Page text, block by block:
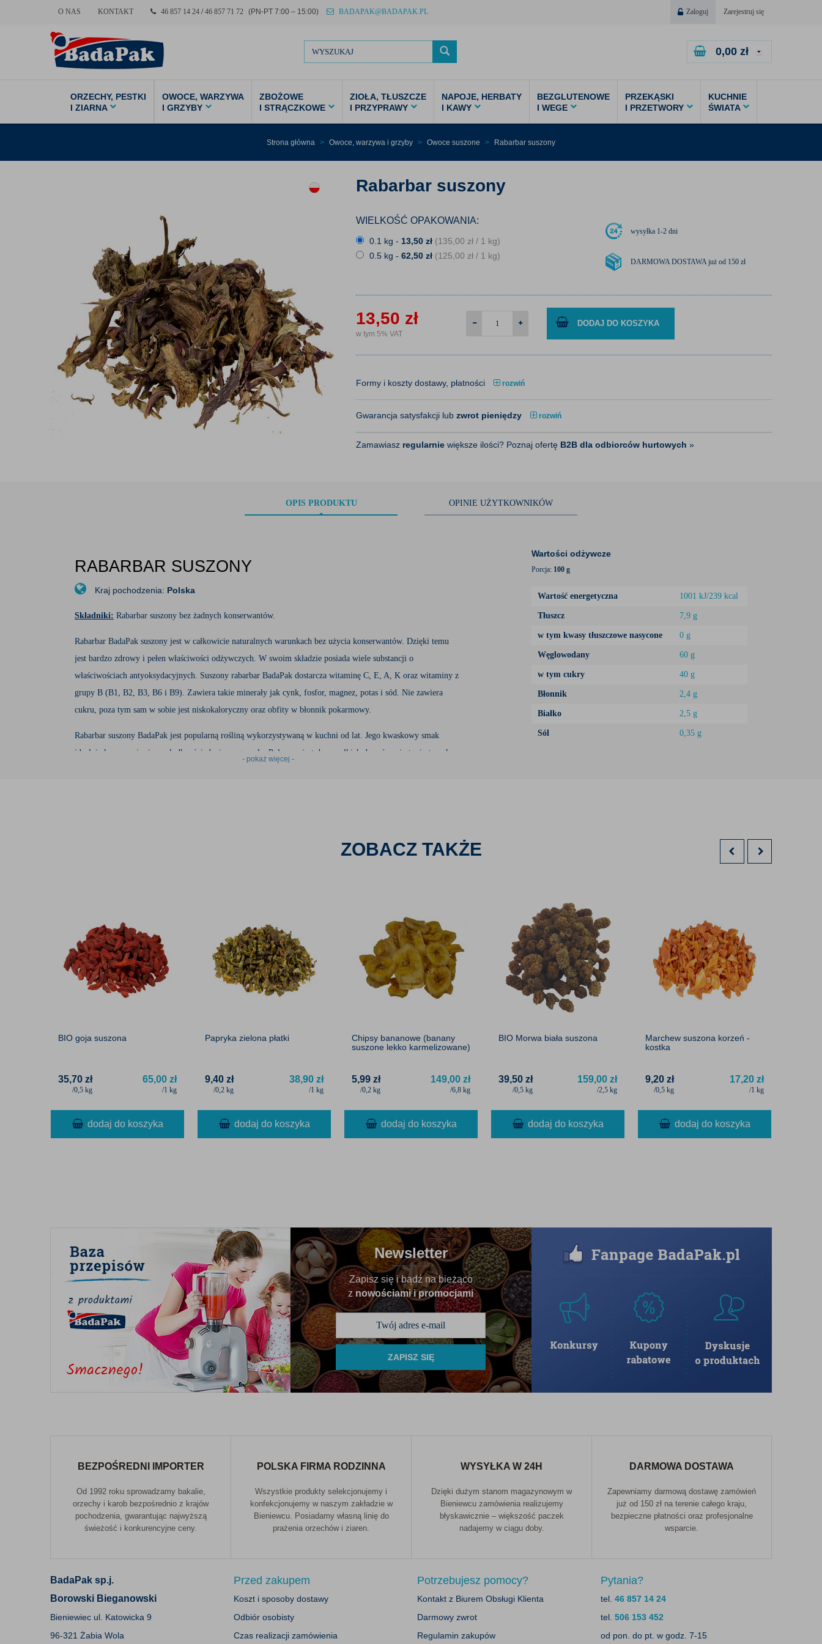
O NAS KONTAKT 46 857 14 24 /46 857 71 72 (PN-PT 7:00 – 15:00) BADAPAK@BADAPAK.PL Zaloguj Zarejestruj się
0,00 zł
ORZECHY, PESTKI
I ZIARNA
OWOCE, WARZYWA
I GRZYBY
ZBOŻOWE
I STRĄCZKOWE
ZIOŁA, TŁUSZCZE
I PRZYPRAWY
NAPOJE, HERBATY
I KAWY
BEZGLUTENOWE
I WEGE
PRZEKĄSKI
I PRZETWORY
KUCHNIE
ŚWIATA
Strona główna Owoce, warzywa i grzyby Owoce suszone Rabarbar suszony
Rabarbar suszony
WIELKOŚĆ OPAKOWANIA:
0.1 kg - 13,50 zł (135,00 zł / 1 kg)
0.5 kg - 62,50 zł (125,00 zł / 1 kg)
wysyłka 1-2 dni
DARMOWA DOSTAWA już od 150 zł
13,50 zł
w tym 5% VAT
DODAJ DO KOSZYKA
Formy i koszty dostawy, płatności rozwiń
Gwarancja satysfakcji lub zwrot pieniędzy rozwiń
Zamawiasz regularnie większe ilości? Poznaj ofertę B2B dla odbiorców hurtowych »
OPIS PRODUKTU OPINIE UŻYTKOWNIKÓW
RABARBAR SUSZONY
Kraj pochodzenia: Polska
Składniki: Rabarbar suszony bez żadnych konserwantów.
Rabarbar BadaPak suszony jest w całkowicie naturalnych warunkach bez użycia konserwantów. Dzięki temu
jest bardzo zdrowy i pełen właściwości odżywczych. W swoim składzie posiada wiele substancji o
właściwościach antyoksydacyjnych. Suszony rabarbar BadaPak dostarcza witaminę C, E, A, K oraz witaminy z
grupy B (B1, B2, B3, B6 i B9). Zawiera takie minerały jak cynk, fosfor, magnez, potas i sód. Nie zawiera
cukru, poza tym sam w sobie jest niskokaloryczny oraz obfity w błonnik pokarmowy.
Rabarbar suszony BadaPak jest popularną rośliną wykorzystywaną w kuchni od lat. Jego kwaskowy smak
idealnie komponuje się ze słodką, śniadaniową granolą. Polecany jest do wszelkich deserów, ciast, ciasteczek,
Firma stara się aktualizować na bieżąco wszystkie informacje zawarte na naszym sklepie www.badapak.pl,
jednak dane zawarte w opisie produktu mogą różnić się nieco, w zależności od aktualnej partii produktu.
Podane wartości zostały nam dostarczone od dostawców, jak również mogą być danymi literaturowymi.
- pokaż więcej -
Wartości odżywcze
Porcja: 100 g
Wartość energetyczna 1001 kJ/239 kcal
Tłuszcz 7,9 g
w tym kwasy tłuszczowe nasycone 0 g
Węglowodany 60 g
w tym cukry 40 g
Błonnik 2,4 g
Białko 2,5 g
Sól 0,35 g
ZOBACZ TAKŻE
BIO goja suszona
35,70 zł
/0,5 kg
65,00 zł
/1 kg
dodaj do koszyka
Papryka zielona płatki
9,40 zł
/0,2 kg
38,90 zł
/1 kg
dodaj do koszyka
Chipsy bananowe (banany
suszone lekko karmelizowane)
5,99 zł
/0,2 kg
149,00 zł
/6,8 kg
dodaj do koszyka
BIO Morwa biała suszona
39,50 zł
/0,5 kg
159,00 zł
/2,5 kg
dodaj do koszyka
Marchew suszona korzeń -
kostka
9,20 zł
/0,5 kg
17,20 zł
/1 kg
dodaj do koszyka
Newsletter
Zapisz się i bądź na bieżąco
znowościami i promocjami
ZAPISZ SIĘ
BEZPOŚREDNI IMPORTER
Od 1992 roku sprowadzamy bakalie,
orzechy i karob bezpośrednio z krajów
pochodzenia, gwarantując najwyższą
świeżość i konkurencyjne ceny.
POLSKA FIRMA RODZINNA
Wszystkie produkty selekcjonujemy i
konfekcjonujemy w naszym zakładzie w
Bieniewcu. Posiadamy własną linię do
prażenia orzechów i ziaren.
WYSYŁKA W 24H
Dzięki dużym stanom magazynowym w
Bieniewcu zamówienia realizujemy
błyskawicznie – większość paczek
nadajemy w ciągu doby.
DARMOWA DOSTAWA
Zapewniamy darmową dostawę zamówień
już od 150 zł na terenie całego kraju,
bezpieczne płatności oraz profesjonalne
wsparcie.
BadaPak sp.j.
Borowski Bieganowski
Bieniewiec ul. Katowicka 9
96-321 Żabia Wola
Pytania?
tel. 46 857 14 24
tel. 506 153 452
od pon. do pt. w godz. 7-15
Przed zakupem
Koszt i sposoby dostawy
Odbiór osobisty
Czas realizacji zamówienia
Potrzebujesz pomocy?
Kontakt z Biurem Obsługi Klienta
Darmowy zwrot
Regulamin zakupów